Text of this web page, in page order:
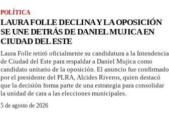
POLÍTICA
LAURA FOLLE DECLINA Y LA OPOSICIÓN
SE UNE DETRÁS DE DANIEL MUJICA EN
CIUDAD DEL ESTE
Laura Folle retiró oficialmente su candidatura a la Intendencia
de Ciudad del Este para respaldar a Daniel Mujica como
candidato unitario de la oposición. El anuncio fue confirmado
por el presidente del PLRA, Alcides Riveros, quien destacó
que la decisión forma parte de una estrategia para consolidar
la unidad de cara a las elecciones municipales.
5 de agosto de 2026